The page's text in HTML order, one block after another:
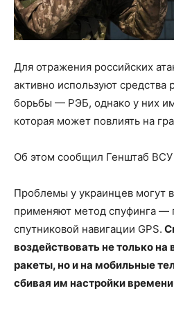
Для отражения российских
активно используют средства
борьбы — РЭБ, однако у них
которая может повлиять на
Об этом сообщил Генштаб ВСУ
Проблемы у украинцев могут
применяют метод спуфинга —
спутниковой навигации GPS.
воздействовать не только
ракеты, но и на мобильные
сбивая им настройки